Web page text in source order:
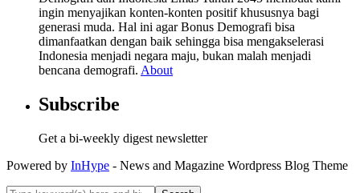
ingin menyajikan konten-konten positif khususnya bagi
generasi muda. Hal ini agar Bonus Demografi bisa
dimanfaatkan dengan baik sehingga bisa mengakselerasi
Indonesia menjadi negara maju, bukan malah menjadi
bencana demografi. About
Subscribe
Get a bi-weekly digest newsletter
Powered by InHype - News and Magazine Wordpress Blog Theme